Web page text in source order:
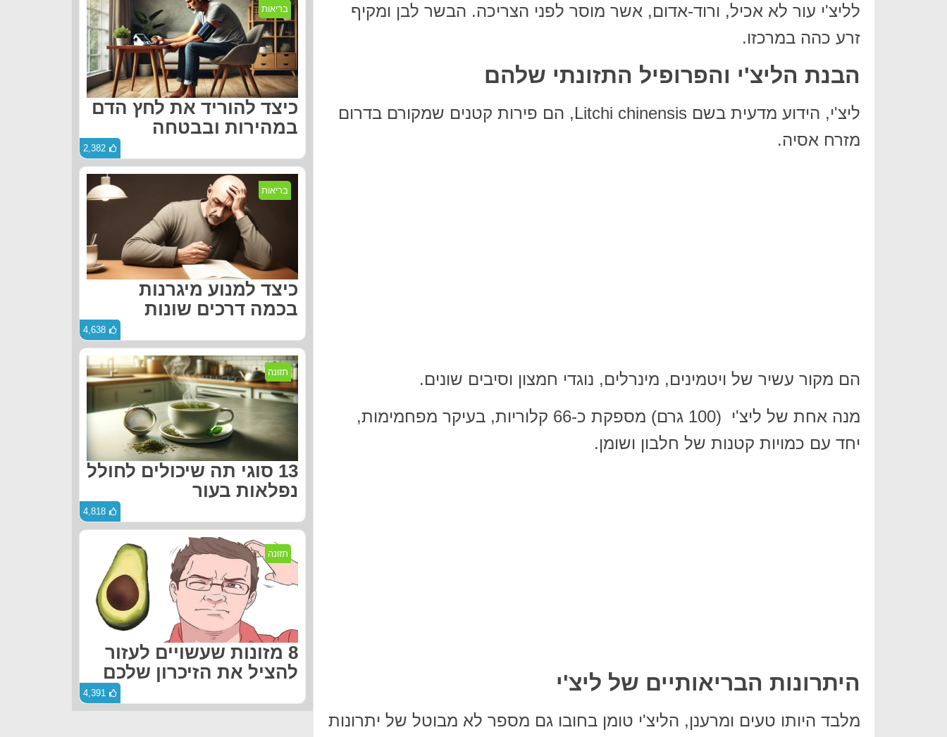
לליצ'י עור לא אכיל, ורוד-אדום, אשר מוסר לפני הצריכה. הבשר לבן ומקיף
זרע כהה במרכזו.
הבנת הליצ'י והפרופיל התזונתי שלהם
ליצ'י, הידוע מדעית בשם Litchi chinensis, הם פירות קטנים שמקורם בדרום
מזרח אסיה.
הם מקור עשיר של ויטמינים, מינרלים, נוגדי חמצון וסיבים שונים.
מנה אחת של ליצ'י (100 גרם) מספקת כ-66 קלוריות, בעיקר מפחמימות,
יחד עם כמויות קטנות של חלבון ושומן.
היתרונות הבריאותיים של ליצ'י
מלבד היותו טעים ומרענן, הליצ'י טומן בחובו גם מספר לא מבוטל של יתרונות
בריאות
כיצד להוריד את לחץ הדם
במהירות ובבטחה
2,382
בריאות
כיצד למנוע מיגרנות
בכמה דרכים שונות
4,638
תזונה
13 סוגי תה שיכולים לחולל
נפלאות בעור
4,818
תזונה
8 מזונות שעשויים לעזור
להציל את הזיכרון שלכם
4,391